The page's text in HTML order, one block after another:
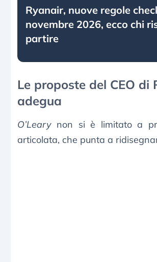
Ryanair, nuove regole
novembre 2026, ecco chi
partire
Le proposte del CEO
adegua
O’Leary non si è limitato a
articolata, che punta a